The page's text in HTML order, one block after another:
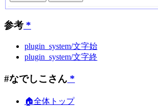
参考 *
plugin_system/文字始
plugin_system/文字終
#なでしこさん *
🏠全体トップ